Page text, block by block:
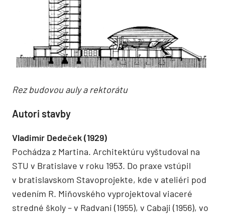
Rez budovou auly a rektorátu
Autori stavby
Vladimír Dedeček (1929)
Pochádza z Martina. Architektúru vyštudoval na
STU v Bratislave v roku 1953. Do praxe vstúpil
v bratislavskom Stavoprojekte, kde v ateliéri pod
vedením R. Miňovského vyprojektoval viaceré
stredné školy – v Radvani (1955), v Cabaji (1956), vo